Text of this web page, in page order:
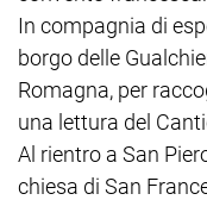
In compagnia di
borgo delle
Romagna, per
una lettura del
Al rientro a San
chiesa di San